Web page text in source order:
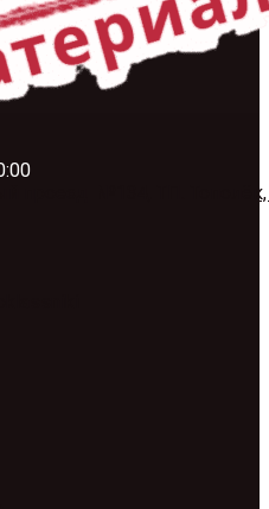
проезд №134, ТП.